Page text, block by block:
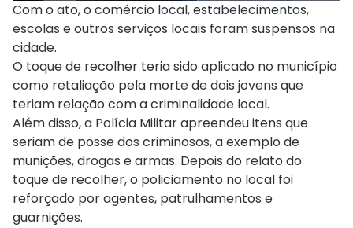
Com o ato, o comércio local, estabelecimentos,
escolas e outros serviços locais foram suspensos na
cidade.
O toque de recolher teria sido aplicado no município
como retaliação pela morte de dois jovens que
teriam relação com a criminalidade local.
Além disso, a Polícia Militar apreendeu itens que
seriam de posse dos criminosos, a exemplo de
munições, drogas e armas. Depois do relato do
toque de recolher, o policiamento no local foi
reforçado por agentes, patrulhamentos e
guarnições.